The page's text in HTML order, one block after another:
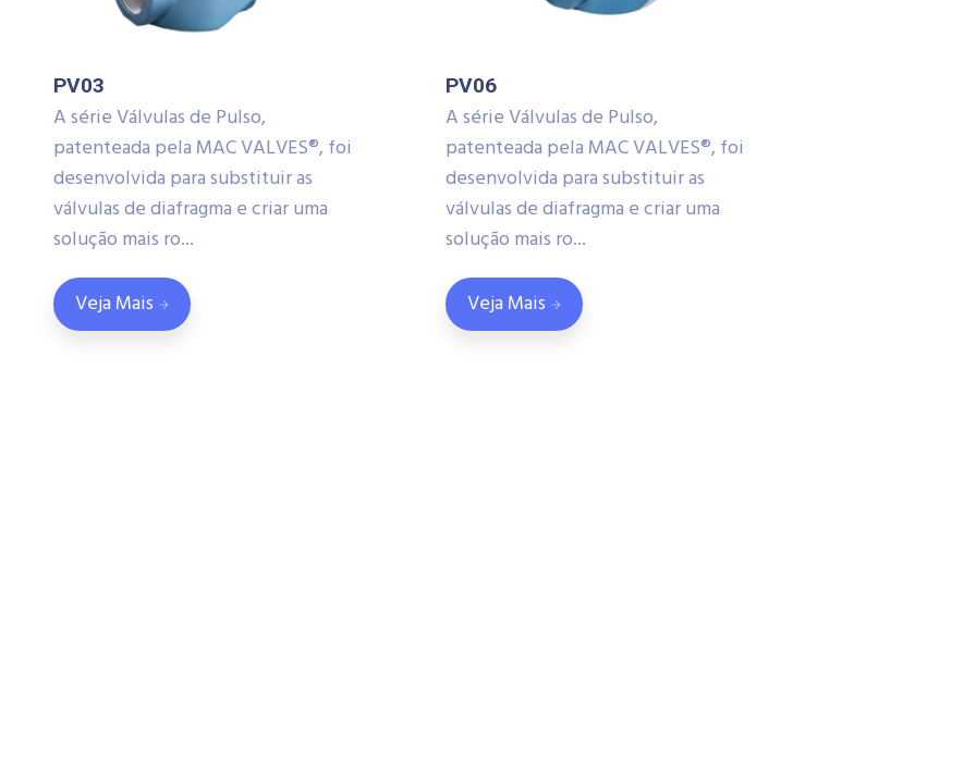
PV03
A série Válvulas de Pulso,
patenteada pela MAC VALVES®, foi
desenvolvida para substituir as
válvulas de diafragma e criar uma
solução mais ro...
Veja Mais
PV06
A série Válvulas de Pulso,
patenteada pela MAC VALVES®, foi
desenvolvida para substituir as
válvulas de diafragma e criar uma
solução mais ro...
Veja Mais